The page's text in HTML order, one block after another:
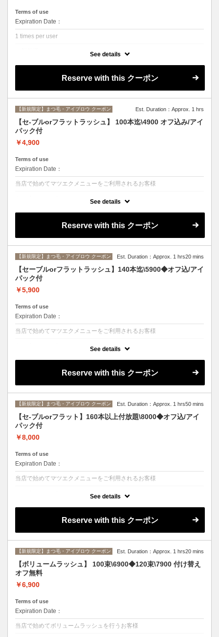
Terms of use
Expiration Date：
1 times per user
クーポンについて
人気の立ち上げ（パリジェンヌ）タイプ、カールタイプ、どちらも対応
可能◎エクステオフ込み、ケラチントリートメント付き！
See details
Reserve with this クーポン
【新規限定】まつ毛・アイブロウ クーポン Est. Duration：Approx. 1 hrs
【セ-ブルorフラットラッシュ】 100本迄\4900 オフ込み/アイ
パック付
￥4,900
Terms of use
Expiration Date：
当店で始めてマツエクメニューをご利用されるお客様
酸アイパック付 カールJ.C.CC、長さ8~13mm、太さ0.1～0.2mm デザ
イン自由[東村山/フラットラッシュ]
See details
Reserve with this クーポン
【新規限定】まつ毛・アイブロウ クーポン Est. Duration：Approx. 1 hrs20 mins
【セーブルorフラットラッシュ】140本迄\5900◆オフ込/アイ
パック付
￥5,900
Terms of use
Expiration Date：
当店で始めてマツエクメニューをご利用されるお客様
ン酸アイパック付◆カールJ.C.CC、長さ8~13mm、太さ0.1～0.2mm◆
デザイン自由[東村山/フラットラッシュ]
See details
Reserve with this クーポン
【新規限定】まつ毛・アイブロウ クーポン Est. Duration：Approx. 1 hrs50 mins
【セ-ブルorフラット】160本以上付放題\8000◆オフ込/アイ
パック付
￥8,000
Terms of use
Expiration Date：
当店で始めてマツエクメニューをご利用されるお客様
ン酸アイパック付◆カールJ.C.CC、長さ8~13mm、太さ0.1～0.2mm◆
デザイン自由[東村山/フラットラッシュ]
See details
Reserve with this クーポン
【新規限定】まつ毛・アイブロウ クーポン Est. Duration：Approx. 1 hrs20 mins
【ボリュームラッシュ】 100束\6900◆120束\7900 付け替え
オフ無料
￥6,900
Terms of use
Expiration Date：
当店で始めてボリュームラッシュを行うお客様